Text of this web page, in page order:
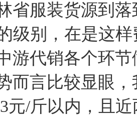
省服装货源到
级别，在是这
游代销各个环
而言比较显眼
元/斤以内，且